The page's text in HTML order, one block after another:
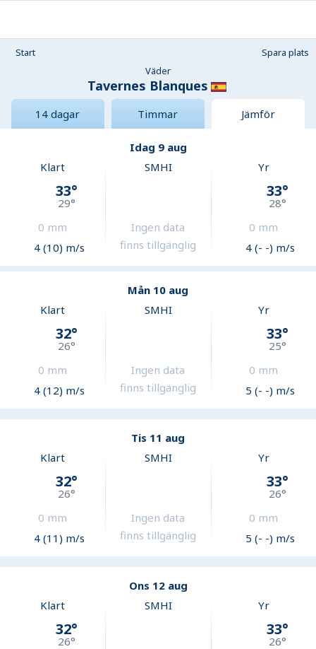
Start
Spara plats
Väder
Tavernes Blanques
14 dagar Timmar Jämför
Idag 9 aug
Klart
33°
29°
0 mm
4 (10) m/s
SMHI
Ingen data
finns tillgänglig
Yr
33°
28°
0 mm
4 (- -) m/s
Mån 10 aug
Klart
32°
26°
0 mm
4 (12) m/s
SMHI
Ingen data
finns tillgänglig
Yr
33°
25°
0 mm
5 (- -) m/s
Tis 11 aug
Klart
32°
26°
0 mm
4 (11) m/s
SMHI
Ingen data
finns tillgänglig
Yr
33°
26°
0 mm
5 (- -) m/s
Ons 12 aug
Klart
32°
26°
SMHI Yr
33°
26°